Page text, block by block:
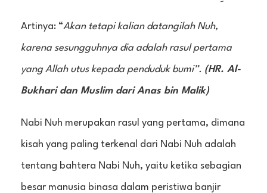
Artinya: “Akan tetapi kalian datangilah Nuh,
karena sesungguhnya dia adalah rasul pertama
yang Allah utus kepada penduduk bumi”. (HR. Al-
Bukhari dan Muslim dari Anas bin Malik)
Nabi Nuh merupakan rasul yang pertama, dimana
kisah yang paling terkenal dari Nabi Nuh adalah
tentang bahtera Nabi Nuh, yaitu ketika sebagian
besar manusia binasa dalam peristiwa banjir